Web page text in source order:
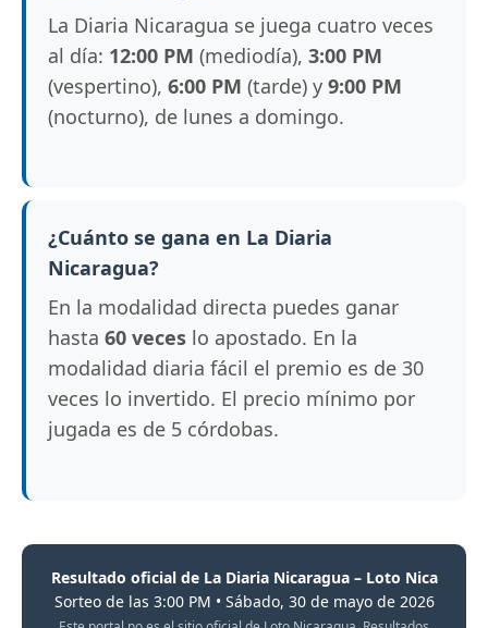
La Diaria Nicaragua se juega cuatro veces
al día: 12:00 PM (mediodía), 3:00 PM
(vespertino), 6:00 PM (tarde) y 9:00 PM
(nocturno), de lunes a domingo.
¿Cuánto se gana en La Diaria
Nicaragua?
En la modalidad directa puedes ganar
hasta 60 veces lo apostado. En la
modalidad diaria fácil el premio es de 30
veces lo invertido. El precio mínimo por
jugada es de 5 córdobas.
Resultado oficial de La Diaria Nicaragua – Loto Nica
Sorteo de las 3:00 PM • Sábado, 30 de mayo de 2026